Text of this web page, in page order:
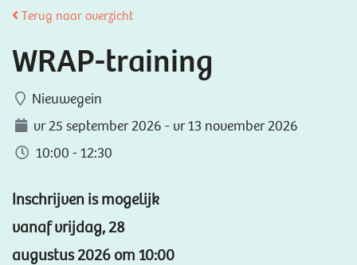
Terug naar overzicht
WRAP-training
Nieuwegein
vr 25 september 2026 - vr 13 november 2026
10:00 - 12:30
Inschrijven is mogelijk
vanaf vrijdag, 28
augustus 2026 om 10:00